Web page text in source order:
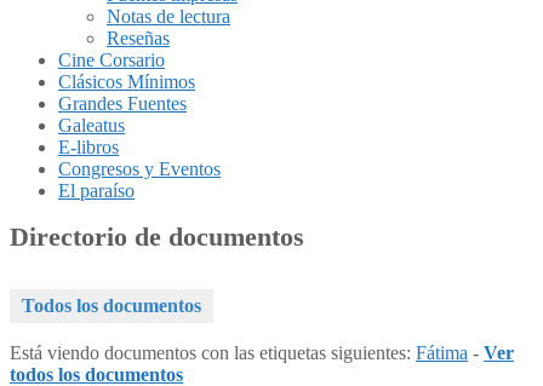
Notas de lectura
Reseñas
Cine Corsario
Clásicos Mínimos
Grandes Fuentes
Galeatus
E-libros
Congresos y Eventos
El paraíso
Directorio de documentos
Todos los documentos
Está viendo documentos con las etiquetas siguientes: Fátima - Ver
todos los documentos